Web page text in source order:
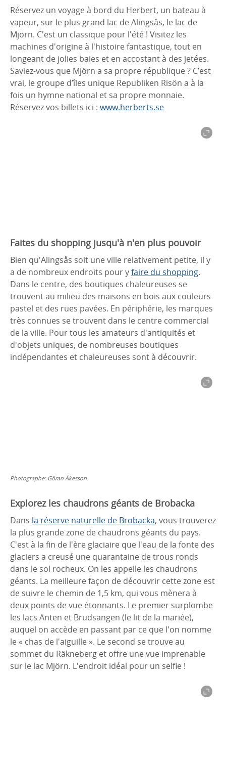
Réservez un voyage à bord du Herbert, un bateau à
vapeur, sur le plus grand lac de Alingsås, le lac de
Mjörn. C'est un classique pour l'été ! Visitez les
machines d'origine à l'histoire fantastique, tout en
longeant de jolies baies et en accostant à des jetées.
Saviez-vous que Mjörn a sa propre république ? C’est
vrai, le groupe d’îles unique Republiken Risön a à la
fois un hymne national et sa propre monnaie.
Réservez vos billets ici : www.herberts.se
Faites du shopping jusqu'à n'en plus pouvoir
Bien qu'Alingsås soit une ville relativement petite, il y
a de nombreux endroits pour yfaire du shopping.
Dans le centre, des boutiques chaleureuses se
trouvent au milieu des maisons en bois aux couleurs
pastel et des rues pavées. En périphérie, les marques
très connues se trouvent dans le centre commercial
de la ville. Pour tous les amateurs d'antiquités et
d'objets uniques, de nombreuses boutiques
indépendantes et chaleureuses sont à découvrir.
Photographe: Göran Åkesson
Explorez les chaudrons géants de Brobacka
Dans la réserve naturelle de Brobacka, vous trouverez
la plus grande zone de chaudrons géants du pays.
C'est à la fin de l'ère glaciaire que l'eau de la fonte des
glaciers a creusé une quarantaine de trous ronds
dans le sol rocheux. On les appelle les chaudrons
géants. La meilleure façon de découvrir cette zone est
de suivre le chemin de 1,5 km, qui vous mènera à
deux points de vue étonnants. Le premier surplombe
les lacs Anten et Brudsängen (le lit de la mariée),
auquel on accède en passant par ce que l'on nomme
le « chas de l'aiguille ». Le second se trouve au
sommet du Räkneberg et offre une vue imprenable
sur le lac Mjörn. L'endroit idéal pour un selfie !